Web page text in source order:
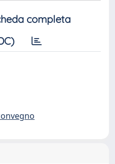
completa